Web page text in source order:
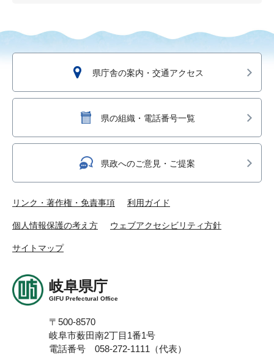
県庁舎の案内・交通アクセス
県の組織・電話番号一覧
県政へのご意見・ご提案
リンク・著作権・免責事項 利用ガイド
個人情報保護の考え方 ウェブアクセシビリティ方針
サイトマップ
岐阜県庁
GIFU Prefectural Office
〒500-8570
岐阜市薮田南2丁目1番1号
電話番号 058-272-1111（代表）